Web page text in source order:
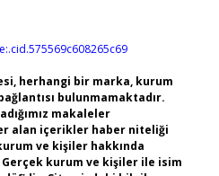
herhangi bir marka, kurum
bulunmamaktadır.
makaleler
alan içerikler haber niteliği
ve kişiler hakkında
Gerçek kurum ve kişiler ile isim